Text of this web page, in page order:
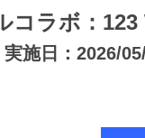
コラボ：
実施日：2026/